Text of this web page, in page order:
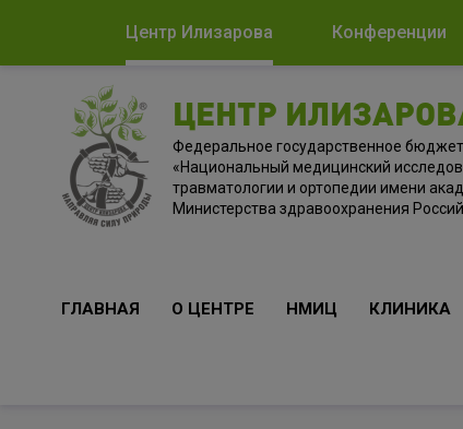
Центр Илизарова Конференции
ЦЕНТР
Федеральное государственное
«Национальный медицинский
травматологии и ортопедии имени
Министерства здравоохранения
ГЛАВНАЯ О ЦЕНТРЕ НМИЦ КЛИНИКА